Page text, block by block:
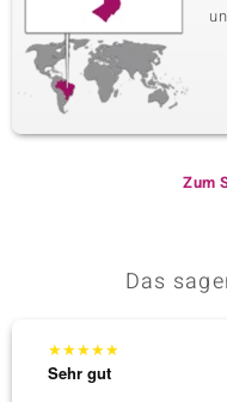
Zum
Das
★★★★★
Sehr gut